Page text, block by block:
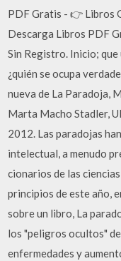
PDF Gratis - 👉 Libros
Descarga Libros PDF
Sin Registro. Inicio;
¿quién se ocupa
nueva de La Paradoja,
Marta Macho Stadler,
2012. Las paradojas
intelectual, a menudo
cionarios de las
principios de este año,
sobre un libro, La
los "peligros ocultos"
enfermedades y